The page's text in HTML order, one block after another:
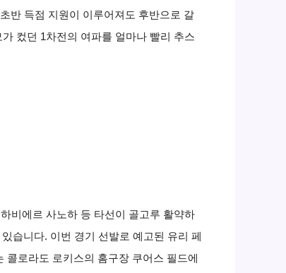
반 득점 지원이 이루어져도 후반으로 갈
컸던 1차전의 여파를 얼마나 빨리 추스
비에르 사노하 등 타선이 골고루 활약하
습니다. 이번 경기 선발로 예고된 유리 페
로라도 로키스의 홈구장 쿠어스 필드에